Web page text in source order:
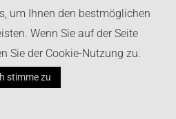
Instagram
E-
Mail
um Ihnen den bestmöglichen
Wenn Sie auf der Seite
Sie der Cookie-Nutzung zu.
stimme zu